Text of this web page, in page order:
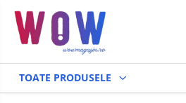
Toate Produsele
TOATE PRODUSELE
Oale si Tigai
TOATE PRODUSELE